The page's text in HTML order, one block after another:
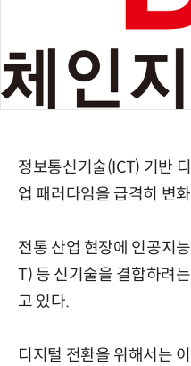
정보통신기술(ICT) 기반
업 패러다임을 급격히 변
전통 산업 현장에 인공지
T) 등 신기술을 결합하려
고 있다.
디지털 전환을 위해서는